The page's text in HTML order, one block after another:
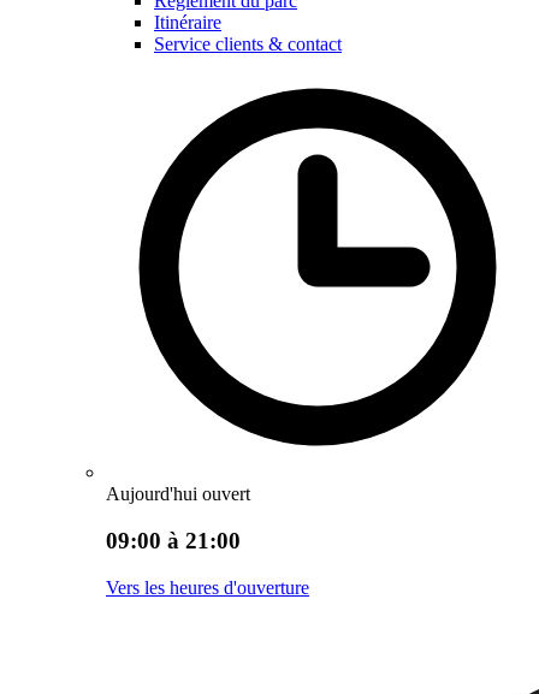
Itinéraire
Service clients & contact
Aujourd'hui ouvert
09:00 à 21:00
Vers les heures d'ouverture